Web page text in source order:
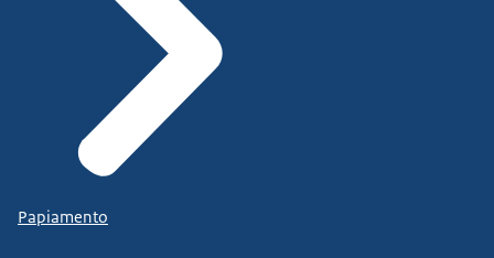
Papiamento